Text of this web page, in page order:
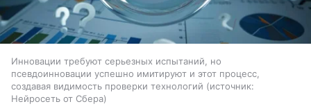
Инновации требуют серьезных испытаний, но
псевдоинновации успешно имитируют и этот процесс,
создавая видимость проверки технологий
источник:
Нейросеть от Сбера